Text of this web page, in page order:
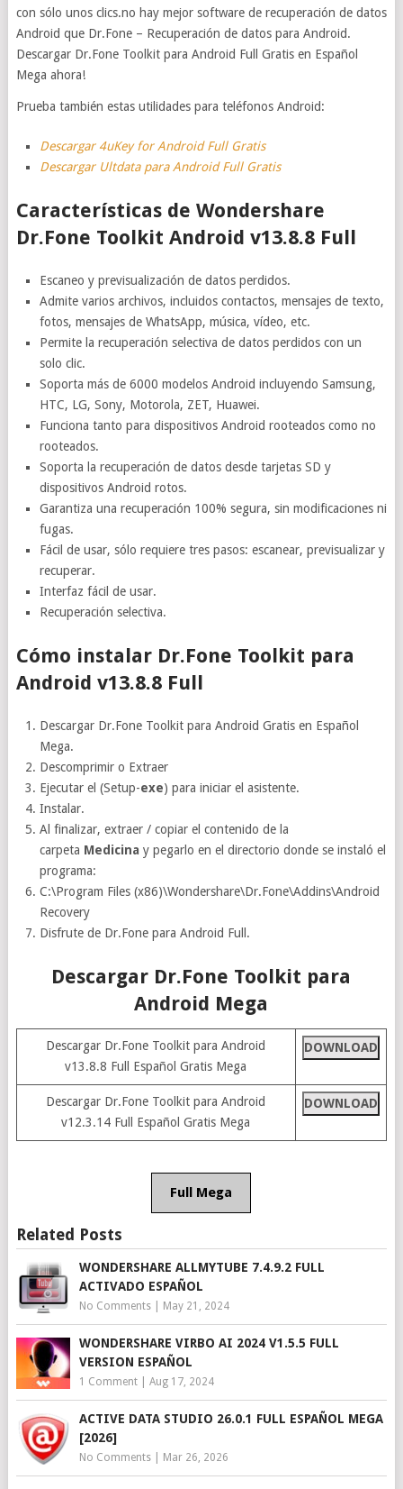
con sólo unos clics.no hay mejor software de recuperación de datos
Android que Dr.Fone – Recuperación de datos para Android.
Descargar Dr.Fone Toolkit para Android Full Gratis en Español
Mega ahora!
Prueba también estas utilidades para teléfonos Android:
Descargar 4uKey for Android Full Gratis
Descargar Ultdata para Android Full Gratis
Características de Wondershare
Dr.Fone Toolkit Android v13.8.8 Full
Escaneo y previsualización de datos perdidos.
Admite varios archivos, incluidos contactos, mensajes de texto,
fotos, mensajes de WhatsApp, música, vídeo, etc.
Permite la recuperación selectiva de datos perdidos con un
solo clic.
Soporta más de 6000 modelos Android incluyendo Samsung,
HTC, LG, Sony, Motorola, ZET, Huawei.
Funciona tanto para dispositivos Android rooteados como no
rooteados.
Soporta la recuperación de datos desde tarjetas SD y
dispositivos Android rotos.
Garantiza una recuperación 100% segura, sin modificaciones ni
fugas.
Fácil de usar, sólo requiere tres pasos: escanear, previsualizar y
recuperar.
Interfaz fácil de usar.
Recuperación selectiva.
Cómo instalar Dr.Fone Toolkit para
Android v13.8.8 Full
Descargar Dr.Fone Toolkit para Android Gratis en Español
Mega.
Descomprimir o Extraer
Ejecutar el (Setup-exe) para iniciar el asistente.
Instalar.
Al finalizar, extraer / copiar el contenido de la
carpeta Medicina y pegarlo en el directorio donde se instaló el
programa:
C:\Program Files (x86)\Wondershare\Dr.Fone\Addins\Android
Recovery
Disfrute de Dr.Fone para Android Full.
Descargar Dr.Fone Toolkit para
Android Mega
Descargar Dr.Fone Toolkit para Android
v13.8.8 Full Español Gratis Mega
DOWNLOAD
Descargar Dr.Fone Toolkit para Android
v12.3.14 Full Español Gratis Mega
DOWNLOAD
Full Mega
Related Posts
WONDERSHARE ALLMYTUBE 7.4.9.2 FULL
ACTIVADO ESPAÑOL
No Comments| May 21, 2024
WONDERSHARE VIRBO AI 2024 V1.5.5 FULL
VERSION ESPAÑOL
1 Comment| Aug 17, 2024
ACTIVE DATA STUDIO 26.0.1 FULL ESPAÑOL MEGA
[2026]
No Comments| Mar 26, 2026